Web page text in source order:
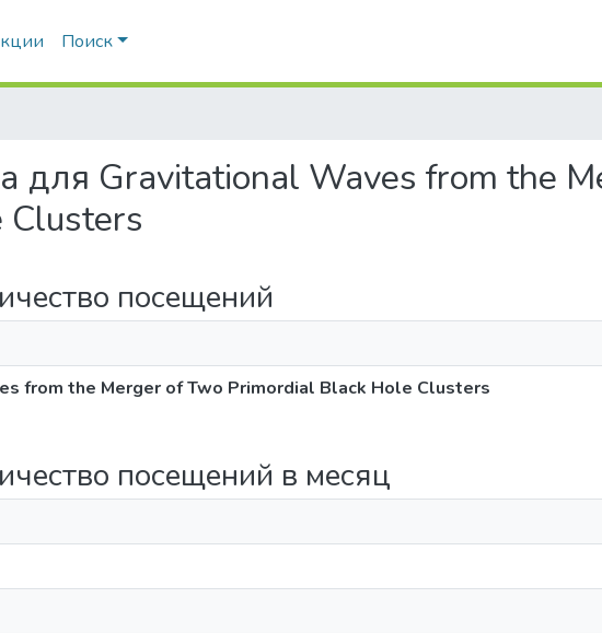
Поиск
для Gravitational Waves from the
Clusters
посещений
from the Merger of Two Primordial Black Hole Clusters
посещений в месяц